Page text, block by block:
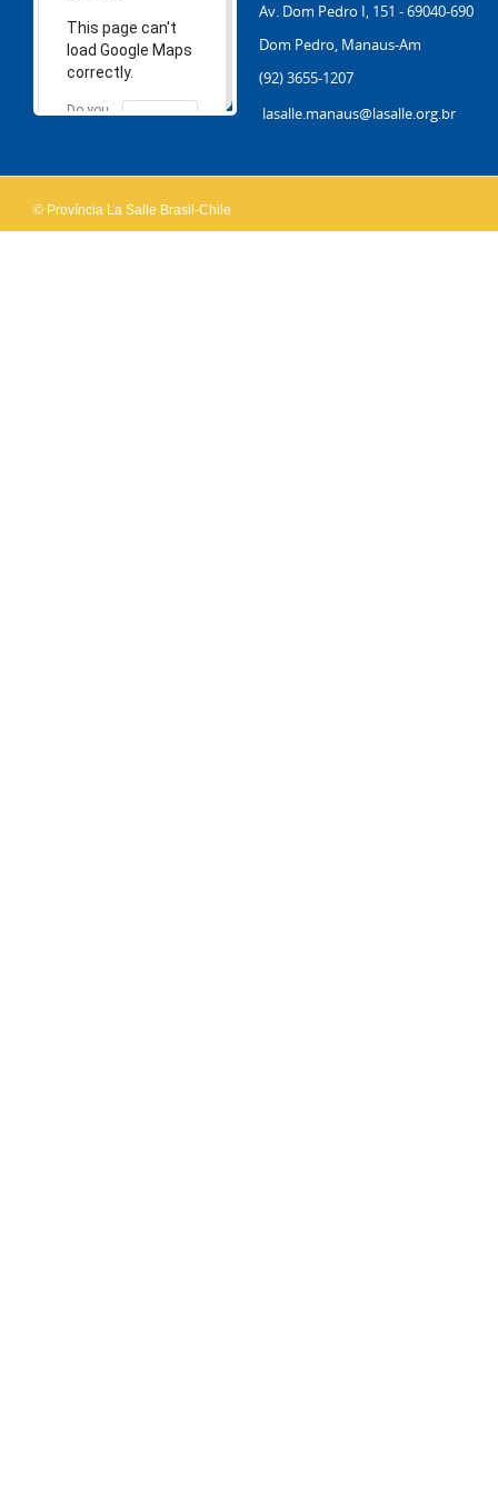
This page can't
load Google Maps
correctly.
Do you
OK
Av. Dom Pedro I, 151 - 69040-690
Dom Pedro, Manaus-Am
(92) 3655-1207
lasalle.manaus@lasalle.org.br
© Província La Salle Brasil-Chile